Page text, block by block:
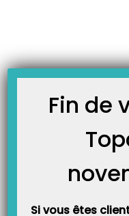
Ce message d’erreur est
renseignée dansFin de
Si vous êtes